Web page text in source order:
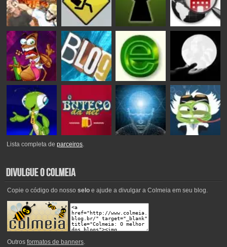
Lista completa deparceiros.
Copie o código do nosso seloe ajude a divulgar a Colmeia em seu blog.
Outros formatos de banners.